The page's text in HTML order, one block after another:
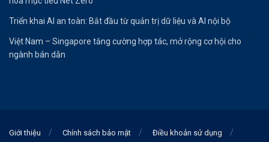
Triển khai AI an toàn: Bắt đầu từ quản trị dữ liệu và AI nội bộ
Việt Nam – Singapore tăng cường hợp tác, mở rộng cơ hội cho
ngành bán dẫn
Giới thiệu Chính sách bảo mật Điều khoản sử dụng